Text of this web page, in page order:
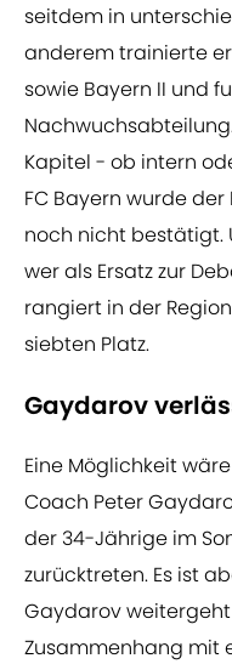
seitdem in
anderem trainierte er
sowie Bayern II und
Kapitel - ob intern
FC Bayern wurde
noch nicht bestätigt.
wer als Ersatz zur
rangiert in der
siebten Platz.
Gaydarov
Eine Möglichkeit
Coach Peter
der 34-Jährige im
zurücktreten. Es ist
Gaydarov
Zusammenhang mit